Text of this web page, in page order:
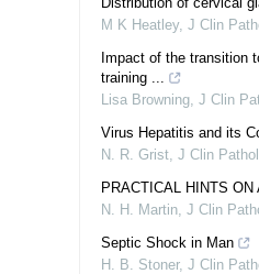
M K Heatley, J Clin
Impact of the transition
training ...
Lisa Browning, J Clin
Virus Hepatitis and its
N. R. Grist, J Clin Pathol
PRACTICAL HINTS
N. H. Martin, J Clin
Septic Shock in Man
H. B. Stoner, J Clin